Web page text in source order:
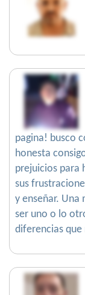
pagina! busco
honesta
prejuicios para
sus
y enseñar. Una
ser uno o lo
diferencias que